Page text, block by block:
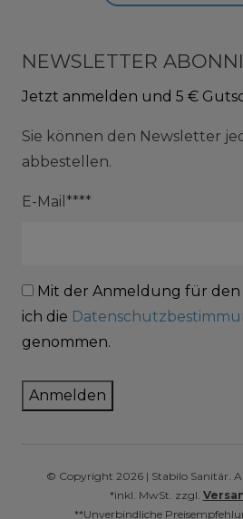
NEWSLETTER
Jetzt anmelden und 5 €
Sie können den Newsletter
abbestellen.
E-Mail****
Mit der Anmeldung für
ich die
genommen.
Anmelden
© Copyright 2026 | Stabilo Sanitär.
*inkl. MwSt. zzgl.
**Unverbindliche